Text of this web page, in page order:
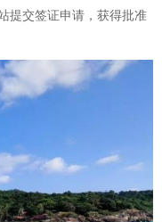
提交签证申请，获得批准